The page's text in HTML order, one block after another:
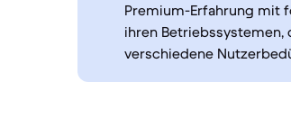
Premium-Erfahrung mit
ihren
verschiedene